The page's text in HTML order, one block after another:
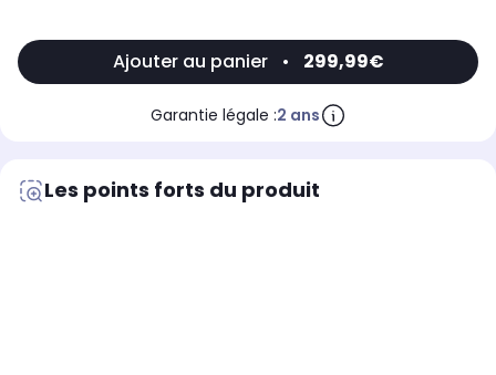
Ajouter au panier • 299,99€
Garantie légale :2 ans
Les points forts du produit